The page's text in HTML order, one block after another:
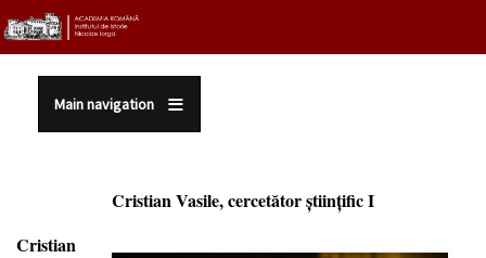
Sari la conținutul principal
Main navigation
Cristian Vasile, cercetător ştiinţific I
Cristian